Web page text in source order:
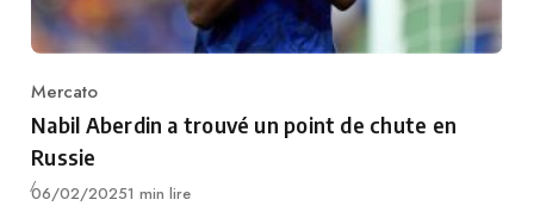
Category
Mercato
Nabil Aberdin a trouvé un point de chute en
Russie
Publié
06/02/20251 min lire